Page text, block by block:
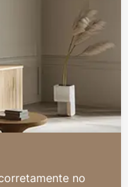
no